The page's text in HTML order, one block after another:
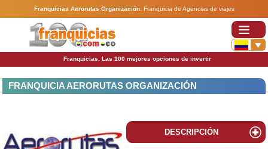
Franquicias Aerorutas Organización. Franquicia de Agencias de viajes
Franquicias. Las 100 mejores opciones de invertir
FRANQUICIA AERORUTAS ORGANIZACIÓN
DESCRIPCIÓN